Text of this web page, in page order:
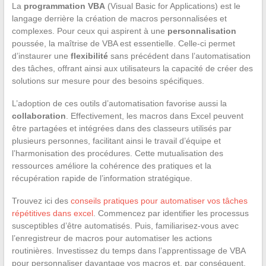
La programmation VBA(Visual Basic for Applications) est le
langage derrière la création de macros personnalisées et
complexes. Pour ceux qui aspirent à une personnalisation
poussée, la maîtrise de VBA est essentielle. Celle-ci permet
d’instaurer une flexibilitésans précédent dans l’automatisation
des tâches, offrant ainsi aux utilisateurs la capacité de créer des
solutions sur mesure pour des besoins spécifiques.
L’adoption de ces outils d’automatisation favorise aussi la
collaboration . Effectivement, les macros dans Excel peuvent
être partagées et intégrées dans des classeurs utilisés par
plusieurs personnes, facilitant ainsi le travail d’équipe et
l’harmonisation des procédures. Cette mutualisation des
ressources améliore la cohérence des pratiques et la
récupération rapide de l’information stratégique.
Trouvez ici des conseils pratiques pour automatiser vos tâches
répétitives dans excel. Commencez par identifier les processus
susceptibles d’être automatisés. Puis, familiarisez-vous avec
l’enregistreur de macros pour automatiser les actions
routinières. Investissez du temps dans l’apprentissage de VBA
pour personnaliser davantage vos macros et, par conséquent,